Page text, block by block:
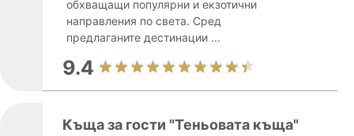
обхващащи популярни и екзотични
направления по света. Сред
предлаганите дестинации ...
9.4
Къща за гости "Теньовата къща"